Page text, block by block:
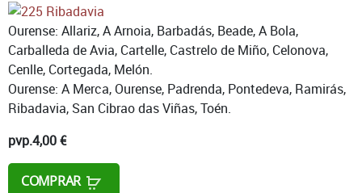
Ourense: Allariz, A Arnoia, Barbadás, Beade, A Bola,
Carballeda de Avia, Cartelle, Castrelo de Miño, Celonova,
Cenlle, Cortegada, Melón.
Ourense: A Merca, Ourense, Padrenda, Pontedeva, Ramirás,
Ribadavia, San Cibrao das Viñas, Toén.
pvp.4,00 €
COMPRAR